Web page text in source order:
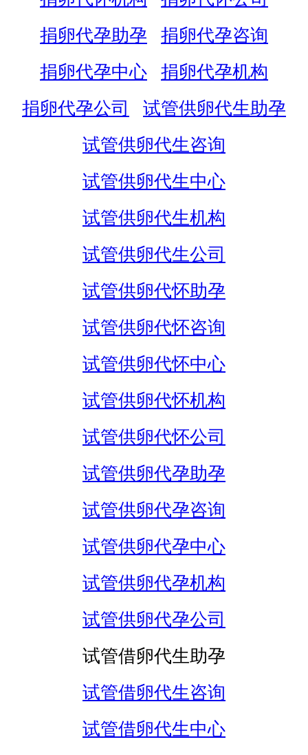
捐卵代孕助孕
捐卵代孕咨询
捐卵代孕中心
捐卵代孕机构
捐卵代孕公司
试管供卵代生助孕
试管供卵代生咨询
试管供卵代生中心
试管供卵代生机构
试管供卵代生公司
试管供卵代怀助孕
试管供卵代怀咨询
试管供卵代怀中心
试管供卵代怀机构
试管供卵代怀公司
试管供卵代孕助孕
试管供卵代孕咨询
试管供卵代孕中心
试管供卵代孕机构
试管供卵代孕公司
试管借卵代生助孕
试管借卵代生咨询
试管借卵代生中心